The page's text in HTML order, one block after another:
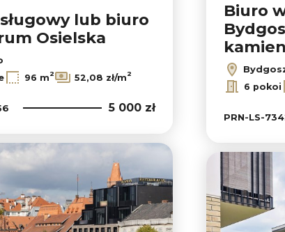
lub biuro
Osielska
96 m2 52,08 zł/m2
5 000 zł
Biuro
6 pokoi
PRN-LS-